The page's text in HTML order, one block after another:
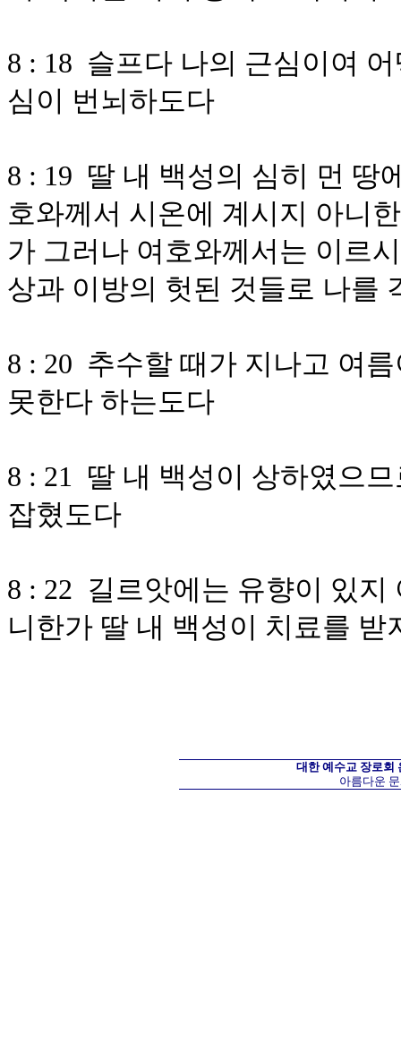
8 : 18 슬프다 나의 근심이여
심이 번뇌하도다
8 : 19 딸 내 백성의 심히 먼 땅
호와께서 시온에 계시지 아니
가 그러나 여호와께서는 이르
상과 이방의 헛된 것들로 나를
8 : 20 추수할 때가 지나고 여
못한다 하는도다
8 : 21 딸 내 백성이 상하였으
잡혔도다
8 : 22 길르앗에는 유향이 있
니한가 딸 내 백성이 치료를 받
대한 예수교 장로회
아름다운